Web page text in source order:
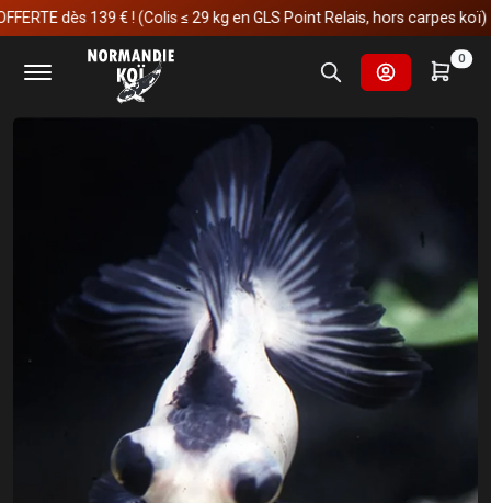
dès 139 € ! (Colis ≤ 29 kg en GLS Point Relais, hors carpes koï)
0
Accueil
Autres poissons de bassin
Oranda Panda Noir & Blanc 10-11 cm